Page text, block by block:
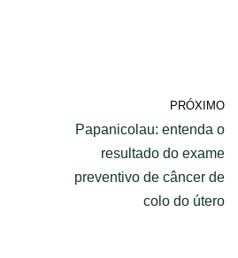
PRÓXIMO
Papanicolau: entenda o
resultado do exame
preventivo de câncer de
colo do útero